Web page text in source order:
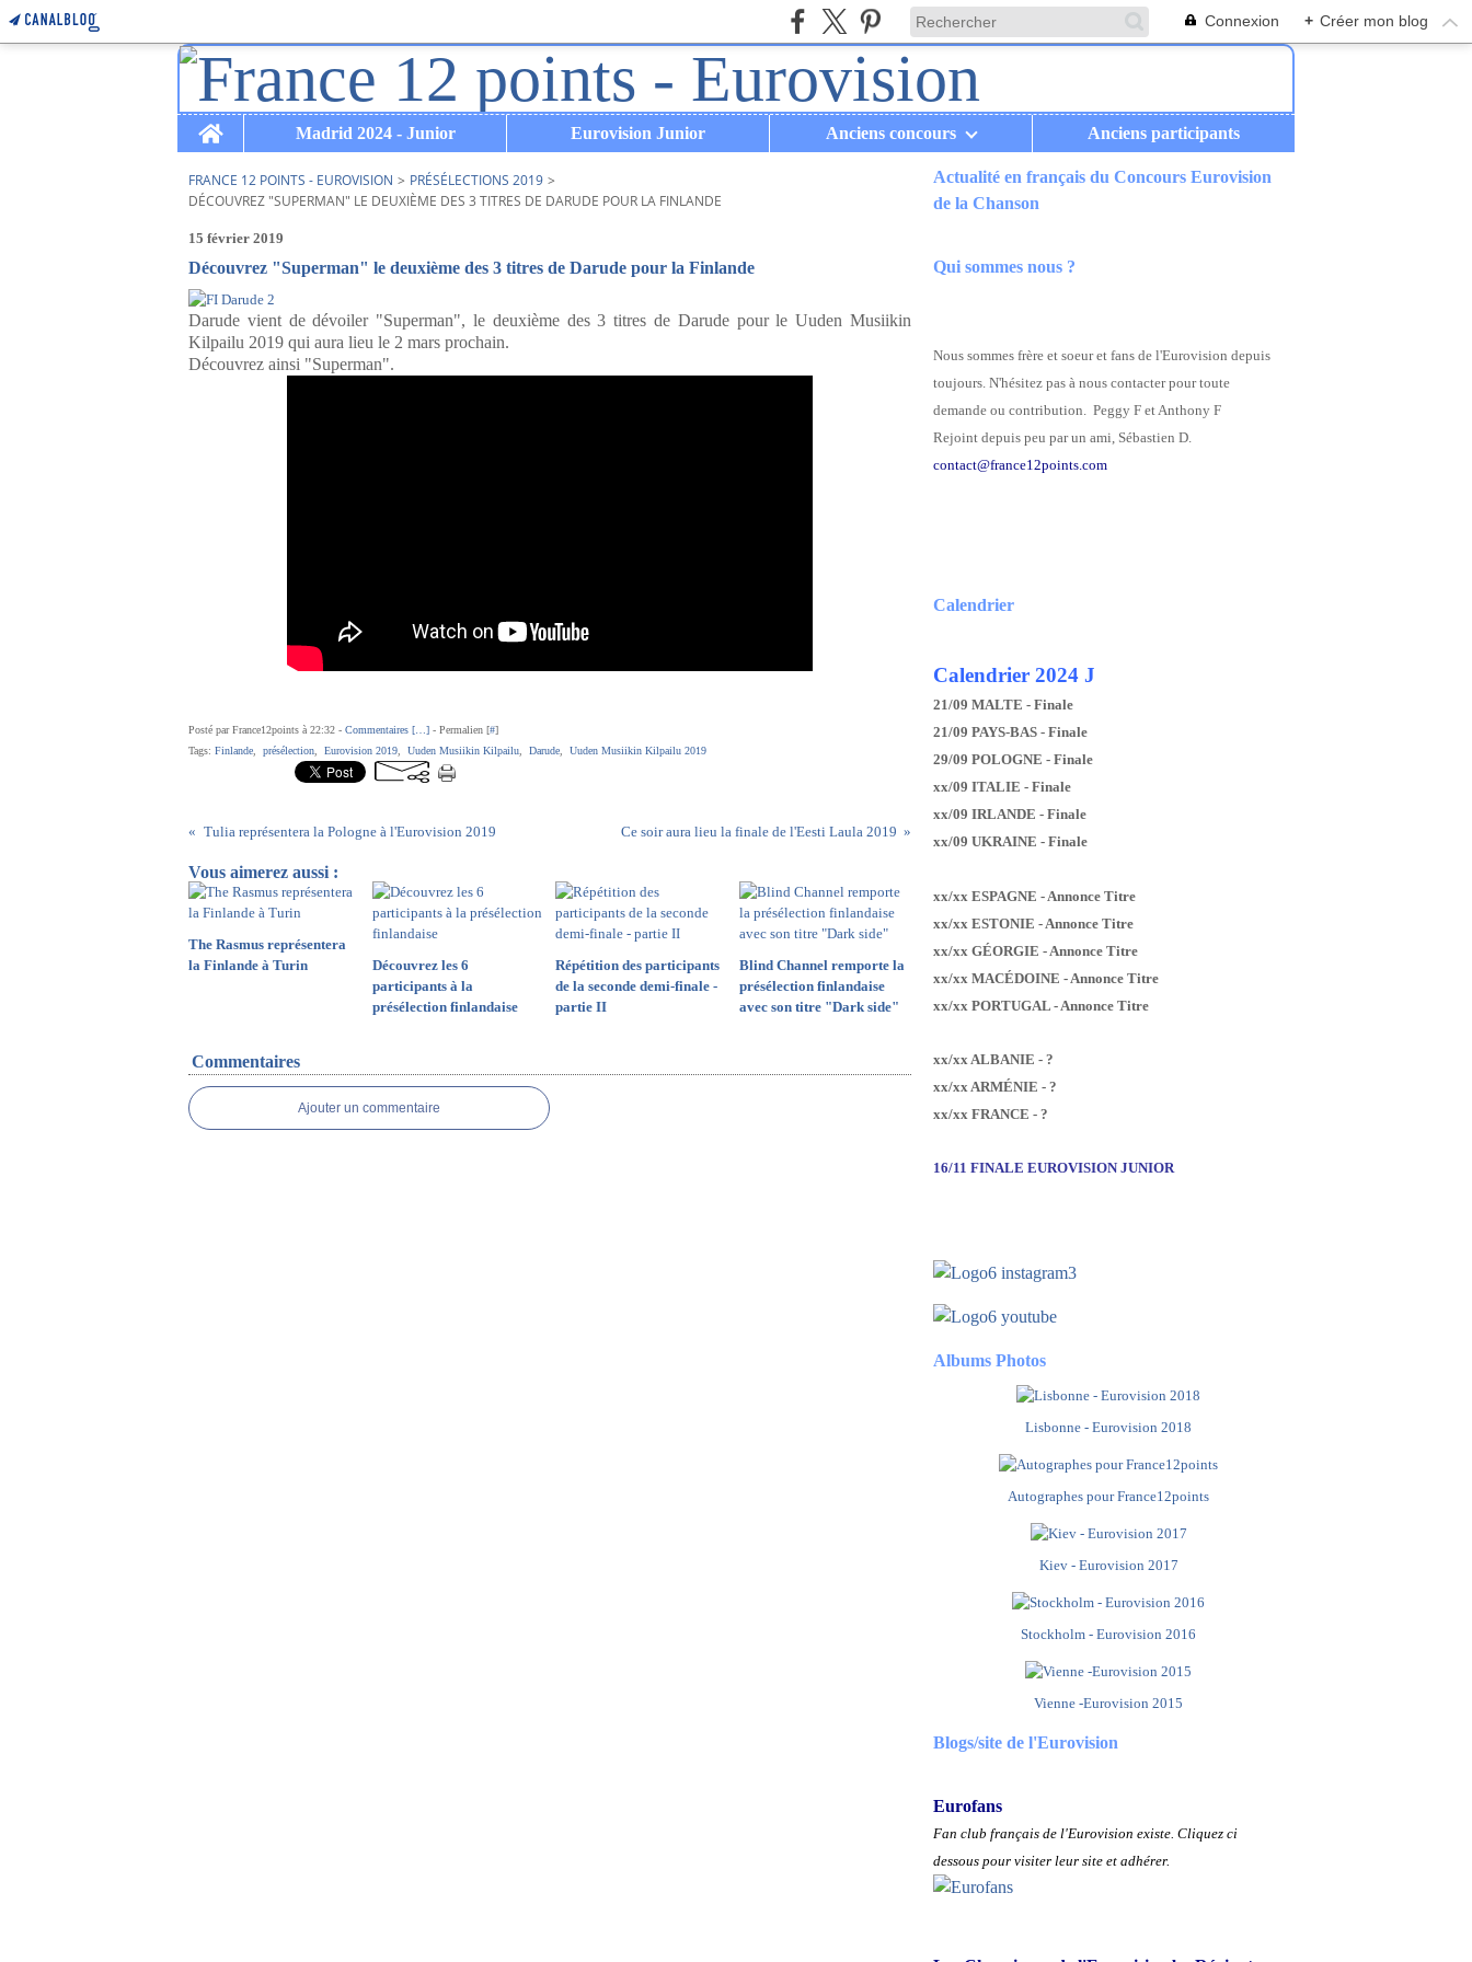
Connexion + Créer mon blog
Home
Madrid 2024 - Junior Eurovision Junior Anciens concours Anciens participants
FRANCE 12 POINTS - EUROVISION > PRÉSÉLECTIONS 2019 >
DÉCOUVREZ "SUPERMAN" LE DEUXIÈME DES 3 TITRES DE DARUDE POUR LA FINLANDE
15 février 2019
Découvrez "Superman" le deuxième des 3 titres de Darude pour la Finlande
Darude vient de dévoiler "Superman", le deuxième des 3 titres de Darude pour le Uuden Musiikin
Kilpailu 2019 qui aura lieu le 2 mars prochain.
Découvrez ainsi "Superman".
Posté par France12points à 22:32 - Commentaires [ ] - Permalien [#]
Tags: Finlande présélection Eurovision 2019 Uuden Musiikin Kilpailu Darude Uuden Musiikin Kilpailu 2019
Tulia représentera la Pologne à l'Eurovision 2019 Ce soir aura lieu la finale de l'Eesti Laula 2019
Vous aimerez aussi :
The Rasmus représentera
la Finlande à Turin
Découvrez les 6
participants à la
présélection finlandaise
Répétition des participants
de la seconde demi-finale -
partie II
Blind Channel remporte la
présélection finlandaise
avec son titre "Dark side"
Commentaires
Ajouter un commentaire
Actualité en français du Concours Eurovision
de la Chanson
Qui sommes nous ?
Nous sommes frère et soeur et fans de l'Eurovision depuis
toujours. N'hésitez pas à nous contacter pour toute
demande ou contribution. Peggy F et Anthony F
Rejoint depuis peu par un ami, Sébastien D.
contact@france12points.com
Calendrier
Calendrier 2024 J
21/09 MALTE - Finale
21/09 PAYS-BAS - Finale
29/09 POLOGNE - Finale
xx/09 ITALIE - Finale
xx/09 IRLANDE - Finale
xx/09 UKRAINE - Finale
xx/xx ESPAGNE - Annonce Titre
xx/xx ESTONIE - Annonce Titre
xx/xx GÉORGIE - Annonce Titre
xx/xx MACÉDOINE - Annonce Titre
xx/xx PORTUGAL - Annonce Titre
xx/xx ALBANIE - ?
xx/xx ARMÉNIE - ?
xx/xx FRANCE - ?
16/11 FINALE EUROVISION JUNIOR
Albums Photos
Lisbonne - Eurovision 2018
Autographes pour France12points
Kiev - Eurovision 2017
Stockholm - Eurovision 2016
Vienne -Eurovision 2015
Blogs/site de l'Eurovision
Eurofans
Fan club français de l'Eurovision existe. Cliquez ci
dessous pour visiter leur site et adhérer.